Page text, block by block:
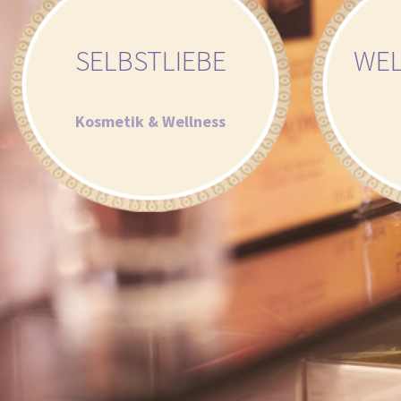
SELBST­LIEBE
Kosmetik & Wellness